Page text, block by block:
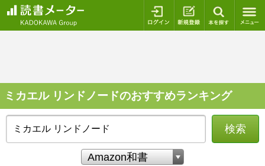
ログイン 新規登録
ミカエル リンドノードのおすすめランキング
検索